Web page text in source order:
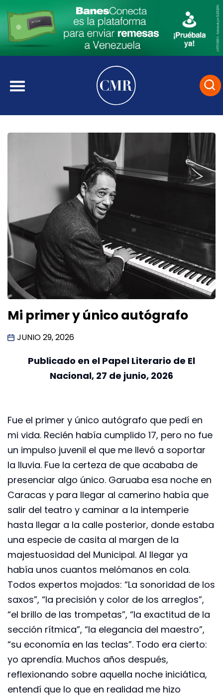
Mi primer y único autógrafo
JUNIO 29, 2026
Publicado en el Papel Literario de El
Nacional, 27 de junio, 2026
Fue el primer y único autógrafo que pedí en
mi vida. Recién había cumplido 17, pero no fue
un impulso juvenil el que me llevó a soportar
la lluvia. Fue la certeza de que acababa de
presenciar algo único. Garuaba esa noche en
Caracas y para llegar al camerino había que
salir del teatro y caminar a la intemperie
hasta llegar a la calle posterior, donde estaba
una especie de casita al margen de la
majestuosidad del Municipal. Al llegar ya
había unos cuantos melómanos en cola.
Todos expertos mojados: “La sonoridad de los
saxos”, “la precisión y color de los arreglos”,
“el brillo de las trompetas”, “la exactitud de la
sección rítmica”, “la elegancia del maestro”,
“su economía en las teclas”. Todo era cierto:
yo aprendía. Muchos años después,
reflexionando sobre aquella noche iniciática,
entendí que lo que en realidad me hizo